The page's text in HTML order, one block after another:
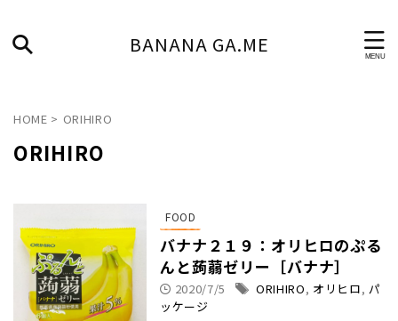
BANANA GA.ME
HOME > ORIHIRO
ORIHIRO
FOOD
バナナ２１９：オリヒロのぷる
んと蒟蒻ゼリー［バナナ］
2020/7/5 ORIHIRO, オリヒロ, パ
ッケージ